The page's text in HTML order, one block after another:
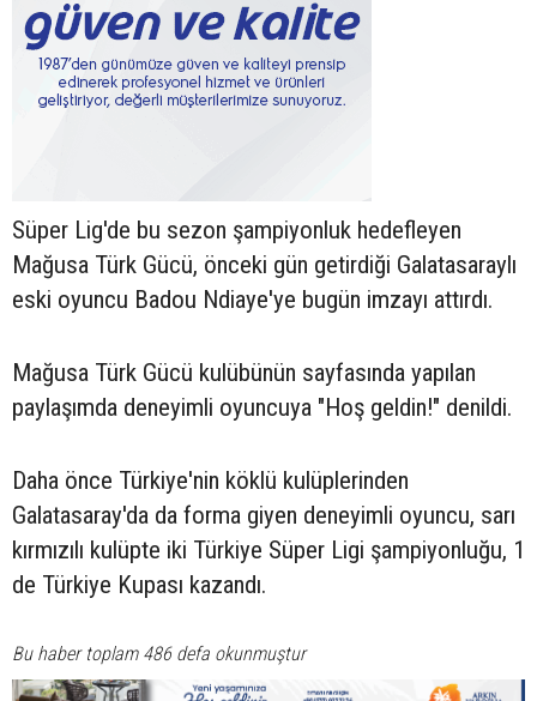
Süper Lig'de bu sezon şampiyonluk hedefleyen
Mağusa Türk Gücü, önceki gün getirdiği Galatasaraylı
eski oyuncu Badou Ndiaye'ye bugün imzayı attırdı.
Mağusa Türk Gücü kulübünün sayfasında yapılan
paylaşımda deneyimli oyuncuya "Hoş geldin!" denildi.
Daha önce Türkiye'nin köklü kulüplerinden
Galatasaray'da da forma giyen deneyimli oyuncu, sarı
kırmızılı kulüpte iki Türkiye Süper Ligi şampiyonluğu, 1
de Türkiye Kupası kazandı.
Bu haber toplam 486 defa okunmuştur